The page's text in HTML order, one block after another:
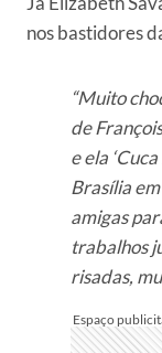
nos bastidores
“Muito
de
e ela
Brasília
amigas
trabalhos
risadas,